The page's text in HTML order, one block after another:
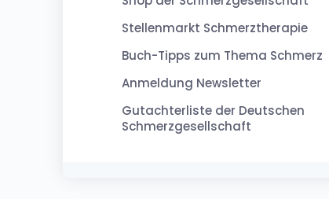
Stellenmarkt Schmerztherapie
Buch-Tipps zum Thema Schmerz
Anmeldung Newsletter
Gutachterliste der Deutschen
Schmerzgesellschaft